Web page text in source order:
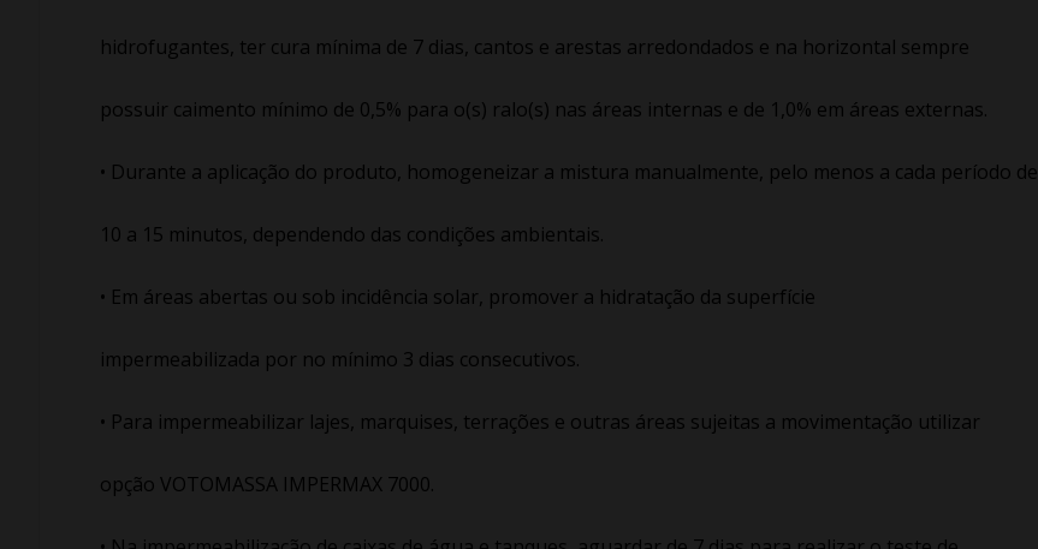
hidrofugantes, ter cura mínima de 7 dias, cantos e arestas arredondados e na horizontal sempre
possuir caimento mínimo de 0,5% para o(s) ralo(s) nas áreas internas e de 1,0% em áreas externas.
• Durante a aplicação do produto, homogeneizar a mistura manualmente, pelo menos a cada período de
10 a 15 minutos, dependendo das condições ambientais.
• Em áreas abertas ou sob incidência solar, promover a hidratação da superfície
impermeabilizada por no mínimo 3 dias consecutivos.
• Para impermeabilizar lajes, marquises, terrações e outras áreas sujeitas a movimentação utilizar
opção VOTOMASSA IMPERMAX 7000.